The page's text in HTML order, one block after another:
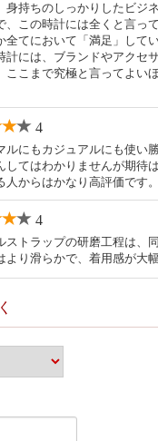
身持ちのしっかりしたビジ
、この時計には全くと言っ
全てにおいて「満足」してい
計には、ブランドやアクセ
ここまで究極と言ってよい
4
ルにもカジュアルにも使い
してはわかりませんが期待
人からはかなり高評価です。
4
ストラップの研磨工程は、
より滑らかで、着用感が大